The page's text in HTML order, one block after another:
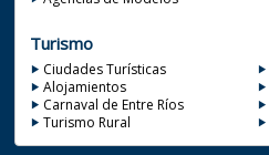
Turismo
Ciudades Turísticas
Alojamientos
Carnaval de Entre Ríos
Turismo Rural